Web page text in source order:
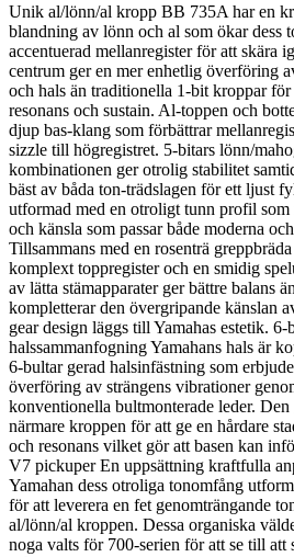
Unik al/lönn/al kropp BB 735A har en
blandning av lönn och al som ökar dess
accentuerad mellanregister för att skära
centrum ger en mer enhetlig överföring
och hals än traditionella 1-bit kroppar
resonans och sustain. Al-toppen och
djup bas-klang som förbättrar
sizzle till högregistret. 5-bitars lönn/
kombinationen ger otrolig stabilitet
bäst av båda ton-trädslagen för ett ljust
utformad med en otroligt tunn profil som
och känsla som passar både moderna
Tillsammans med en rosenträ
komplext toppregister och en smidig
av lätta stämapparater ger bättre balans
kompletterar den övergripande känslan
gear design läggs till Yamahas estetik. 6-
halssammanfogning Yamahans hals är
6-bultar gerad halsinfästning som
överföring av strängens vibrationer
konventionella bultmonterade leder. Den
närmare kroppen för att ge en hårdare
och resonans vilket gör att basen kan
V7 pickuper En uppsättning kraftfulla
Yamahan dess otroliga tonomfång
för att leverera en fet genomträngande
al/lönn/al kroppen. Dessa organiska
noga valts för 700-serien för att se till att